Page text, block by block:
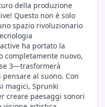
della produzione
Questo non è solo
spazio rivoluzionario
ha portato la
completamente nuovo,
3—trasformerà
al suono. Con
magici, Sprunki
creare paesaggi sonori